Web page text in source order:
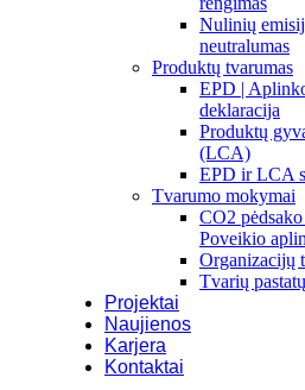
Nulinių
neutralumas
Produktų tvarumas
EPD |
deklaracija
Produktų
(LCA)
EPD ir LCA
Tvarumo mokymai
CO2
Poveikio
Organizacijų
Tvarių
Projektai
Naujienos
Karjera
Kontaktai